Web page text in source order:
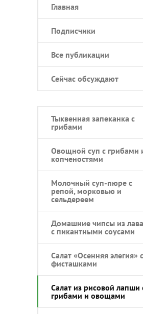
Главная
Подписчики
Все публикации
Сейчас обсуждают
Тыквенная запеканка с
грибами
Овощной суп с грибами
копченостями
Молочный суп-пюре с
репой, морковью и
сельдереем
Домашние чипсы из
с пикантными соусами
Салат «Осенняя элегия» с
фисташками
Салат из рисовой лапши
грибами и овощами